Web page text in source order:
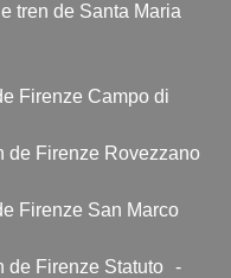
tren de Santa Maria
Firenze Campo di
de Firenze Rovezzano
Firenze San Marco
de Firenze Statuto -